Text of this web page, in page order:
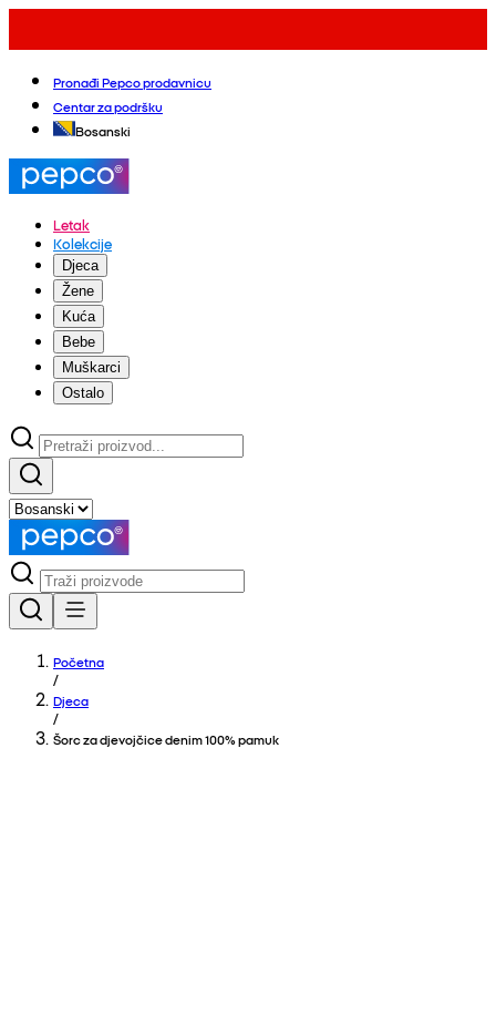
Pronađi Pepco prodavnicu
Centar za podršku
Bosanski
Letak
Kolekcije
Djeca
Žene
Kuća
Bebe
Muškarci
Ostalo
Početna
/
Djeca
/
Šorc za djevojčice denim 100% pamuk